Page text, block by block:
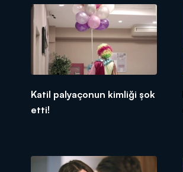
Katil palyaçonun kimliği şok
etti!